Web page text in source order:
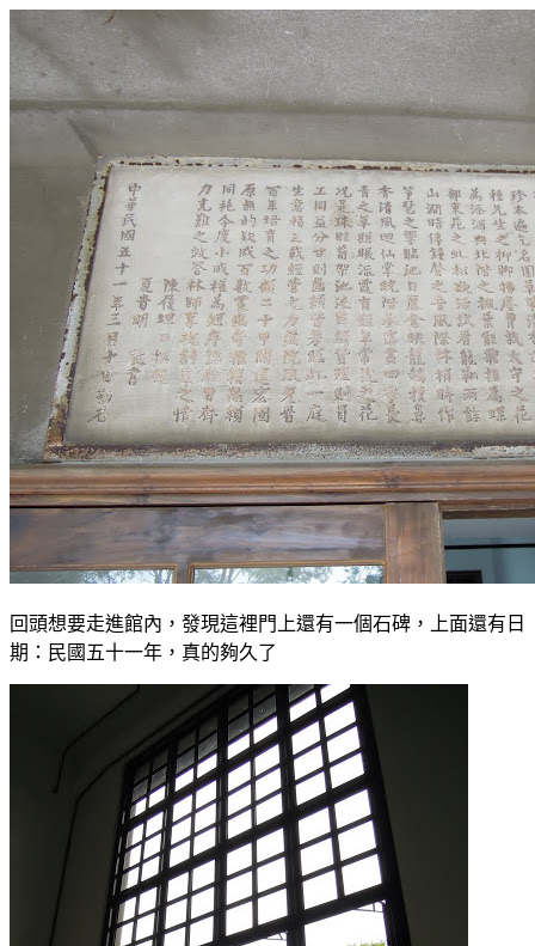
回頭想要走進館內，發現這裡門上還有一個石碑，上面還有日
期：民國五十一年，真的夠久了